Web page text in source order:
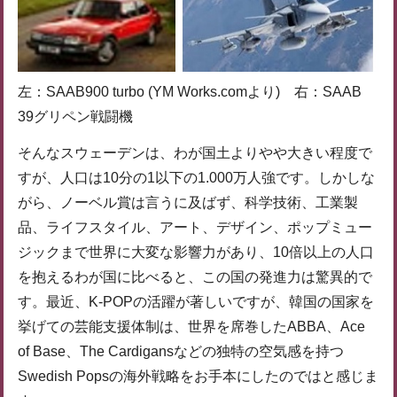
左：SAAB900 turbo (YM Works.comより) 右：SAAB
39グリペン戦闘機
そんなスウェーデンは、わが国土よりやや大きい程度で
すが、人口は10分の1以下の1.000万人強です。しかしな
がら、ノーベル賞は言うに及ばず、科学技術、工業製
品、ライフスタイル、アート、デザイン、ポップミュー
ジックまで世界に大変な影響力があり、10倍以上の人口
を抱えるわが国に比べると、この国の発進力は驚異的で
す。最近、K-POPの活躍が著しいですが、韓国の国家を
挙げての芸能支援体制は、世界を席巻したABBA、Ace
of Base、The Cardigansなどの独特の空気感を持つ
Swedish Popsの海外戦略をお手本にしたのではと感じま